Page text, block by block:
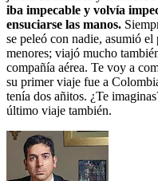
iba impecable y volvía
ensuciarse las manos.
se peleó con nadie, asumió el
menores; viajó mucho
compañía aérea. Te voy a
su primer viaje fue a
tenía dos añitos. ¿Te
último viaje también.